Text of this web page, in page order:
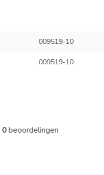
009519-10
009519-10
0beoordelingen